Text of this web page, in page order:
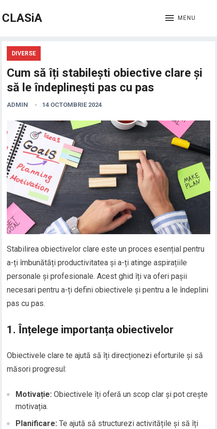
CLASiA MENU
DIVERSE
Cum să îți stabilești obiective clare și
să le îndeplinești pas cu pas
ADMIN 14 OCTOMBRIE 2024
Stabilirea obiectivelor clare este un proces esențial pentru
a-ți îmbunătăți productivitatea și a-ți atinge aspirațiile
personale și profesionale. Acest ghid îți va oferi pașii
necesari pentru a-ți defini obiectivele și pentru a le îndeplini
pas cu pas.
1. Înțelege importanța obiectivelor
Obiectivele clare te ajută să îți direcționezi eforturile și să
măsori progresul:
Motivație: Obiectivele îți oferă un scop clar și pot crește
motivația.
Planificare: Te ajută să structurezi activitățile și să îți